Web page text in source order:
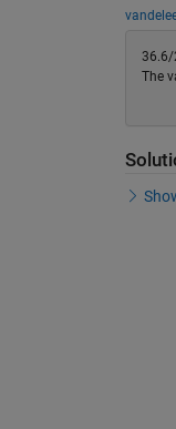
36.6/
The